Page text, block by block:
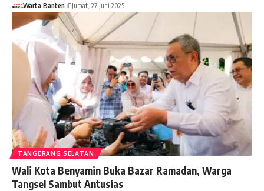
Warta Banten Jumat, 27 Juni 2025
TANGERANG SELATAN
Wali Kota Benyamin Buka Bazar Ramadan, Warga
Tangsel Sambut Antusias